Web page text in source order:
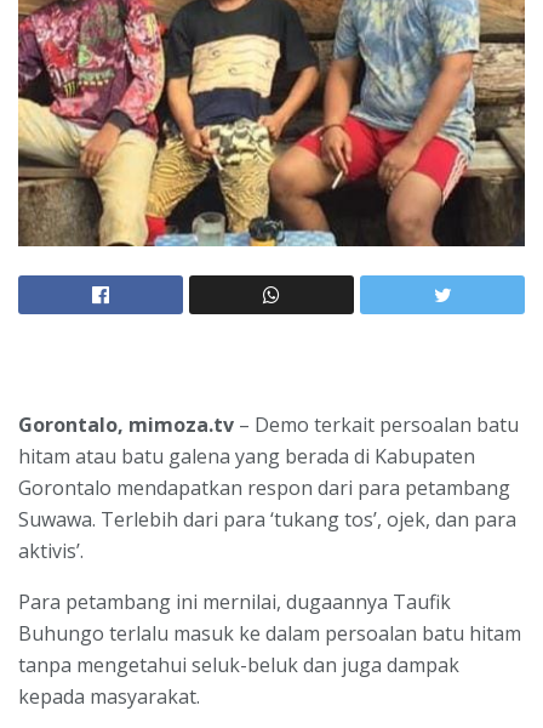
Gorontalo, mimoza.tv – Demo terkait persoalan batu
hitam atau batu galena yang berada di Kabupaten
Gorontalo mendapatkan respon dari para petambang
Suwawa. Terlebih dari para ‘tukang tos’, ojek, dan para
aktivis’.
Para petambang ini mernilai, dugaannya Taufik
Buhungo terlalu masuk ke dalam persoalan batu hitam
tanpa mengetahui seluk-beluk dan juga dampak
kepada masyarakat.